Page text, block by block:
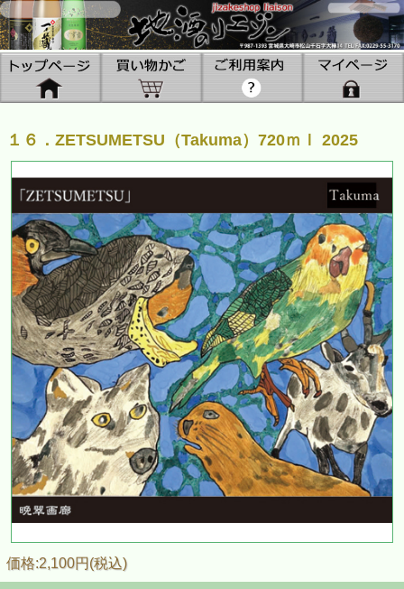
１６．ZETSUMETSU（Takuma）720ｍｌ 2025
価格:2,100円(税込)